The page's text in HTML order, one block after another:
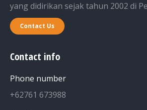
yang didirikan sejak tahun 2002 di
Contact Us
Contact info
Phone number
+62761 673988